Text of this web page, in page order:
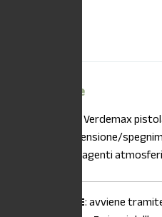
Descrizione
Verdemax
pulsante di accensione/
urti, raggi UV e agenti
SPEDIZIONE: avviene